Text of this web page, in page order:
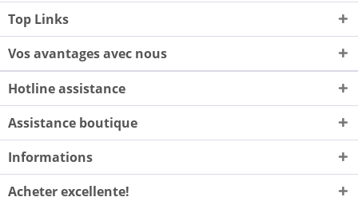
Top Links
Vos avantages avec nous
Hotline assistance
Assistance boutique
Informations
Acheter excellente!